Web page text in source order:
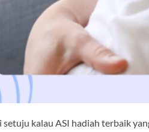
setuju kalau ASI hadiah terbaik